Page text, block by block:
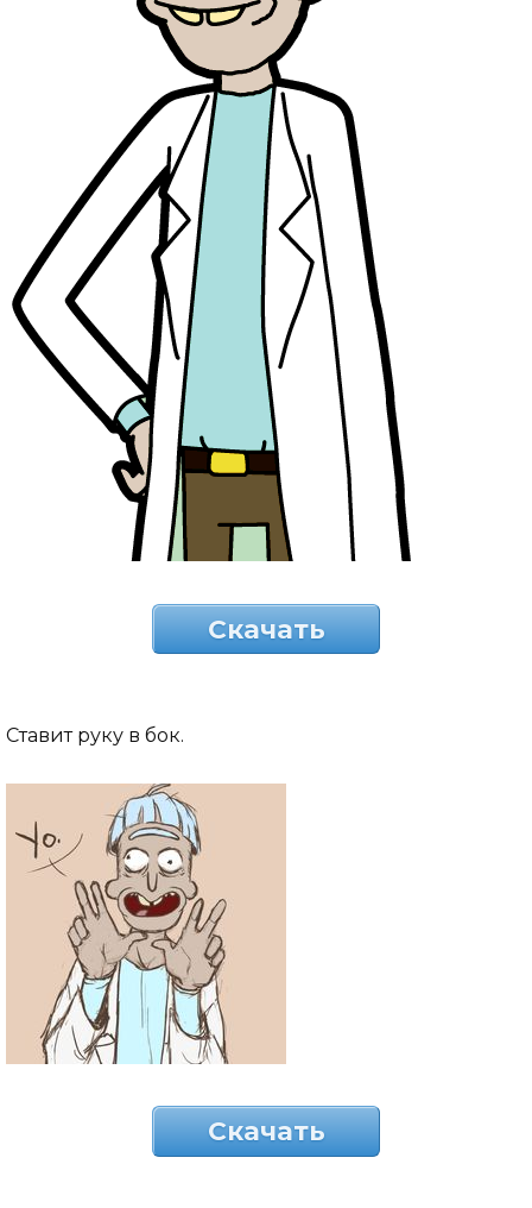
Скачать
Ставит руку в бок.
Скачать